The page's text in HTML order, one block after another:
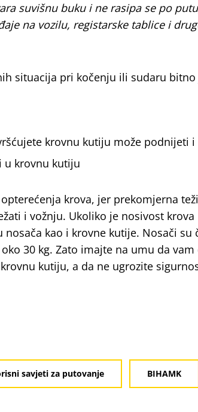
suvišnu buku i ne rasipa se po
na vozilu, registarske tablice i
situacija pri kočenju ili sudaru bitno
krovnu kutiju može podnijeti i
u krovnu kutiju
krova, jer prekomjerna
i vožnju. Ukoliko je nosivost krova
kao i krovne kutije. Nosači su
30 kg. Zato imajte na umu da vam
kutiju, a da ne ugrozite
savjeti za putovanje BIHAMK